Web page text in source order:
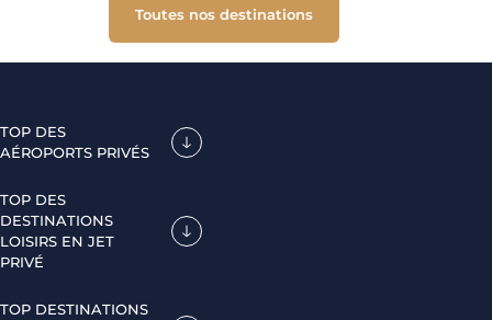
Toutes nos destinations
TOP DES
AÉROPORTS PRIVÉS
TOP DES
DESTINATIONS
LOISIRS EN JET
PRIVÉ
TOP DESTINATIONS